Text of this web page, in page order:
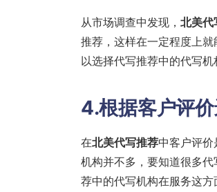
从市场调查中发现， 北美代
推荐，这样在一定程度上
以选择代写推荐中的代写
4.根据客户评
在北美代写推荐中客户评
机构并不多，要知道很多
荐中的代写机构在服务这